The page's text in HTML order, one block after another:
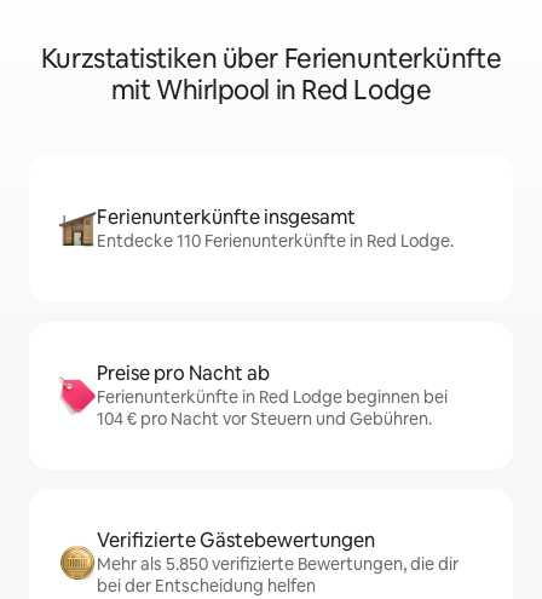
Kurzstatistiken über Ferienunterkünfte
mit Whirlpool in Red Lodge
Ferienunterkünfte insgesamt
Entdecke 110 Ferienunterkünfte in Red Lodge.
Preise pro Nacht ab
Ferienunterkünfte in Red Lodge beginnen bei
104 € pro Nacht vor Steuern und Gebühren.
Verifizierte Gästebewertungen
Mehr als 5.850 verifizierte Bewertungen, die dir
bei der Entscheidung helfen